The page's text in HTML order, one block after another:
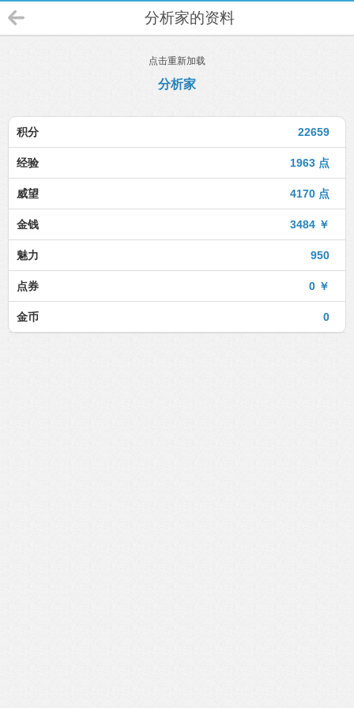
分析家的资料
点击重新加载
分析家
22659
积分
1963 点
经验
4170 点
威望
3484 ￥
金钱
950
魅力
0 ￥
点券
0
金币